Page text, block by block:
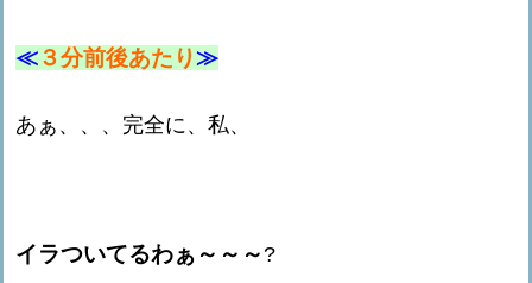
≪３分前後あたり ≫
あぁ、、、完全に、私、
イラついてるわぁ～～～?